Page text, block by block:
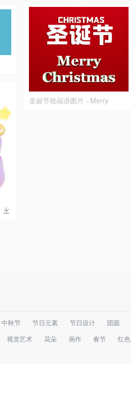
圣诞节祝福语图片 - Merry
中秋节 节日元素 节日设计 团圆
视觉艺术 花朵 画作 春节 红色